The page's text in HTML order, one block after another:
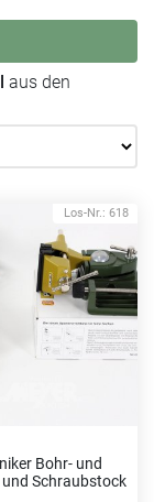
aus den
Los-Nr.: 618
Bohr- und
Schraubstock